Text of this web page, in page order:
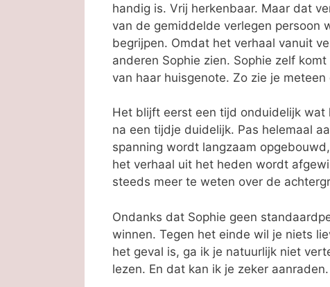
handig is. Vrij herkenbaar. Maar dat
van de gemiddelde verlegen persoon
begrijpen. Omdat het verhaal vanuit
anderen Sophie zien. Sophie zelf
van haar huisgenote. Zo zie je
Het blijft eerst een tijd onduidelijk
na een tijdje duidelijk. Pas helemaal
spanning wordt langzaam
het verhaal uit het heden wordt
steeds meer te weten over de
Ondanks dat Sophie geen
winnen. Tegen het einde wil je niets
het geval is, ga ik je natuurlijk niet
lezen. En dat kan ik je zeker